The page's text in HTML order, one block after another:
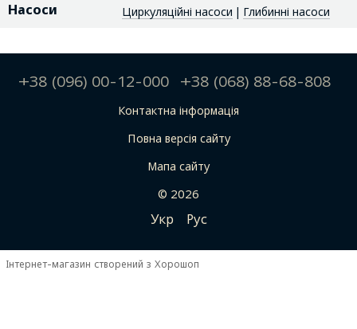
Насоси Циркуляційні насоси | Глибинні насоси
+38 (096) 00-12-000 +38 (068) 88-68-808
Контактна інформація
Повна версія сайту
Мапа сайту
© 2026
Укр Рус
Інтернет-магазин створений з Хорошоп